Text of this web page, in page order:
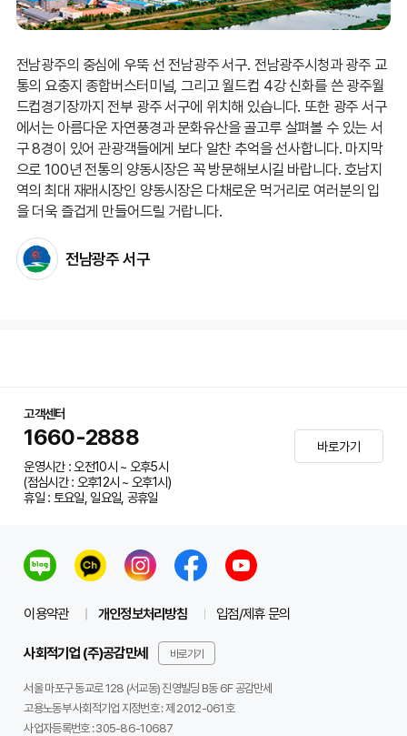
전남광주의 중심에 우뚝 선 전남광주 서구. 전남광주시청과 광주 교
통의 요충지 종합버스터미널, 그리고 월드컵 4강 신화를 쓴 광주월
드컵경기장까지 전부 광주 서구에 위치해 있습니다. 또한 광주 서구
에서는 아름다운 자연풍경과 문화유산을 골고루 살펴볼 수 있는 서
구 8경이 있어 관광객들에게 보다 알찬 추억을 선사합니다. 마지막
으로 100년 전통의 양동시장은 꼭 방문해보시길 바랍니다. 호남지
역의 최대 재래시장인 양동시장은 다채로운 먹거리로 여러분의 입
을 더욱 즐겁게 만들어드릴 거랍니다.
전남광주 서구
고객센터
1660-2888
운영시간 : 오전10시 ~ 오후5시
(점심시간 : 오후12시 ~ 오후1시)
휴일 : 토요일, 일요일, 공휴일
바로가기
이용약관 개인정보처리방침 입점/제휴 문의
사회적기업 (주)공감만세 바로가기
서울 마포구 동교로 128 (서교동) 진영빌딩 B동 6F 공감만세
고용노동부 사회적기업 지정번호 : 제 2012-061호
사업자등록번호 :305-86-10687